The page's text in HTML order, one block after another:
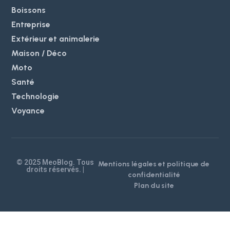
Boissons
Entreprise
Extérieur et animalerie
Maison / Déco
Moto
Santé
Technologie
Voyance
© 2025 MeoBlog. Tous
droits réservés. |
Mentions légales et politique de
confidentialité
Plan du site